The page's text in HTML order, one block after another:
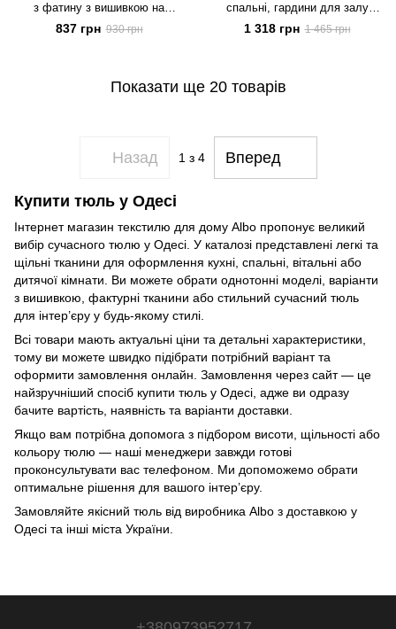
з фатину з вишивкою на
тасьмі, тюль у спальню білий
(T-310)
837 грн 930 грн
спальні, гардини для залу
Білий з метеликами (T-BM-5)
1 318 грн 1 465 грн
Показати ще 20 товарів
Назад 1 з 4 Вперед
Купити тюль у Одесі
Інтернет магазин текстилю для дому Albo пропонує великий
вибір сучасного тюлю у Одесі. У каталозі представлені легкі та
щільні тканини для оформлення кухні, спальні, вітальні або
дитячої кімнати. Ви можете обрати однотонні моделі, варіанти
з вишивкою, фактурні тканини або стильний сучасний тюль
для інтер’єру у будь‑якому стилі.
Всі товари мають актуальні ціни та детальні характеристики,
тому ви можете швидко підібрати потрібний варіант та
оформити замовлення онлайн. Замовлення через сайт — це
найзручніший спосіб купити тюль у Одесі, адже ви одразу
бачите вартість, наявність та варіанти доставки.
Якщо вам потрібна допомога з підбором висоти, щільності або
кольору тюлю — наші менеджери завжди готові
проконсультувати вас телефоном. Ми допоможемо обрати
оптимальне рішення для вашого інтер’єру.
Замовляйте якісний тюль від виробника Albo з доставкою у
Одесі та інші міста України.